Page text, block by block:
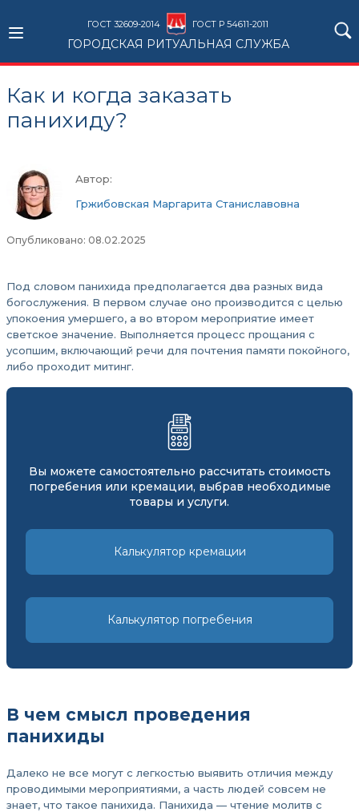
ГОСТ 32609-2014 ГОСТ Р 54611-2011
ГОРОДСКАЯ РИТУАЛЬНАЯ СЛУЖБА
Как и когда заказать
панихиду?
Автор:
Гржибовская Маргарита Станиславовна
Опубликовано: 08.02.2025
Под словом панихида предполагается два разных вида
богослужения. В первом случае оно производится с целью
упокоения умершего, а во втором мероприятие имеет
светское значение. Выполняется процесс прощания с
усопшим, включающий речи для почтения памяти покойного,
либо проходит митинг.
Вы можете самостоятельно рассчитать стоимость
погребения или кремации, выбрав необходимые
товары и услуги.
Калькулятор кремации
Калькулятор погребения
В чем смысл проведения
панихиды
Далеко не все могут с легкостью выявить отличия между
проводимыми мероприятиями, а часть людей совсем не
знает, что такое панихида. Панихида — чтение молитв с